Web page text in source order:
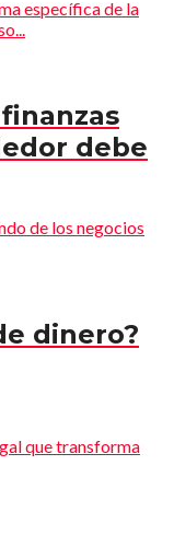
específica de la
finanzas
debe
de los negocios
dinero?
que transforma